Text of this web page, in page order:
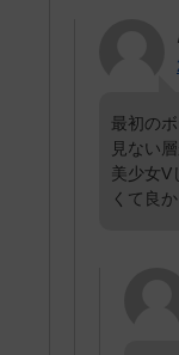
最初の
見ない
美少女V
くて良